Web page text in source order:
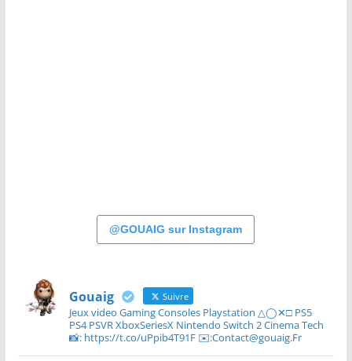
@GOUAIG sur Instagram
Gouaig Suivre
Jeux video Gaming Consoles Playstation △◯✕□ PS5
PS4 PSVR XboxSeriesX Nintendo Switch 2 Cinema Tech
📸: https://t.co/uPpib4T91F ✉️:Contact@gouaig.Fr